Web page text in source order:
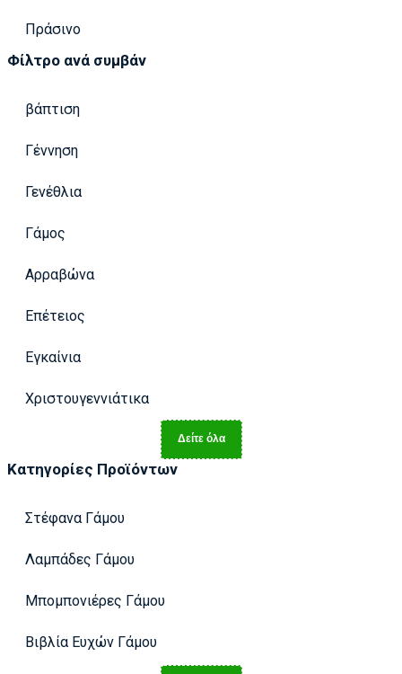
Πράσινο
Φίλτρο ανά συμβάν
βάπτιση
Γέννηση
Γενέθλια
Γάμος
Αρραβώνα
Επέτειος
Εγκαίνια
Χριστουγεννιάτικα
Δείτε όλα
Κατηγορίες Προϊόντων
Στέφανα Γάμου
Λαμπάδες Γάμου
Μπομπονιέρες Γάμου
Βιβλία Ευχών Γάμου